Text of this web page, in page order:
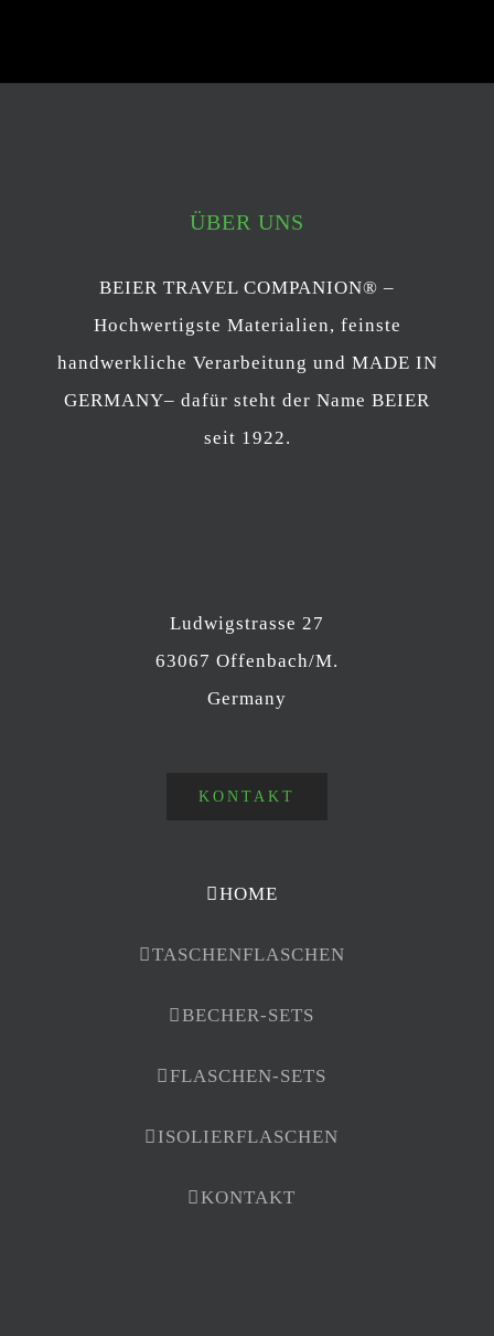
ÜBER UNS
BEIER TRAVEL COMPANION® –
Hochwertigste Materialien, feinste
handwerkliche Verarbeitung und MADE IN
GERMANY– dafür steht der Name BEIER
seit 1922.
Ludwigstrasse 27
63067 Offenbach/M.
Germany
KONTAKT
HOME
TASCHENFLASCHEN
BECHER-SETS
FLASCHEN-SETS
ISOLIERFLASCHEN
KONTAKT